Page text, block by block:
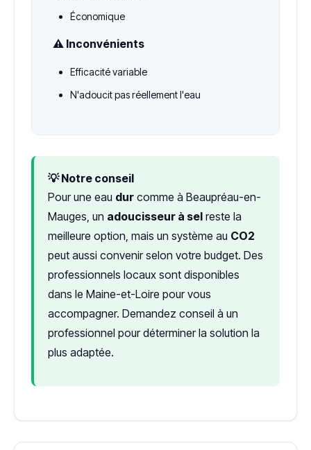
Économique
⚠️ Inconvénients
Efficacité variable
N'adoucit pas réellement l'eau
💡 Notre conseil
Pour une eau dur comme à Beaupréau-en-
Mauges, un adoucisseur à sel reste la
meilleure option, mais un système au CO2
peut aussi convenir selon votre budget. Des
professionnels locaux sont disponibles
dans le Maine-et-Loire pour vous
accompagner. Demandez conseil à un
professionnel pour déterminer la solution la
plus adaptée.